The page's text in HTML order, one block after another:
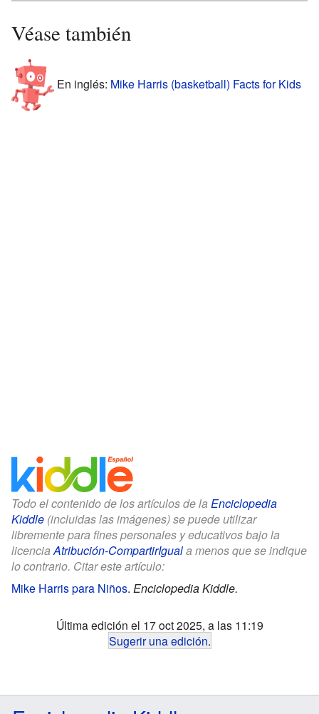
Véase también
En inglés: Mike Harris (basketball) Facts for Kids
Todo el contenido de los artículos de la Enciclopedia
Kiddle (incluidas las imágenes) se puede utilizar
libremente para fines personales y educativos bajo la
licencia Atribución-CompartirIguala menos que se indique
lo contrario. Citar este artículo:
Mike Harris para Niños. Enciclopedia Kiddle.
Última edición el 17 oct 2025, a las 11:19
Sugerir una edición.